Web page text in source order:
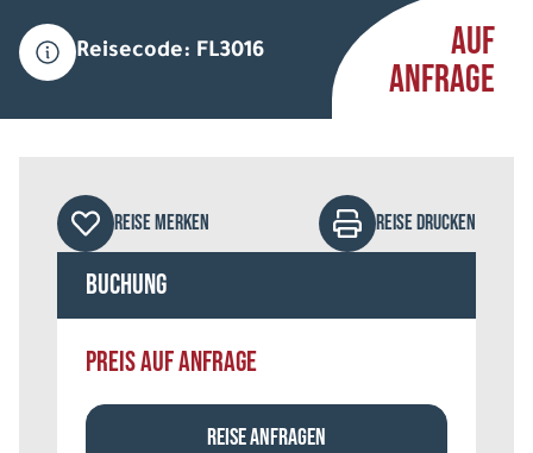
Reisecode: FL3016
AUF
ANFRAGE
REISE MERKEN REISE DRUCKEN
Buchung
PREIS AUF ANFRAGE
REISE ANFRAGEN